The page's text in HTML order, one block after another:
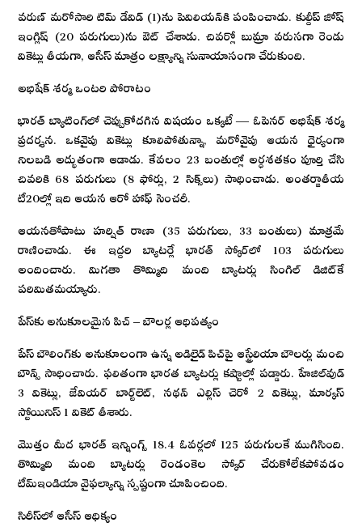
వరుణ్ మరోసారి టిమ్ డేవిడ్ (1)ను పెవిలియన్‌కి పంపించాడు. కుల్దీప్ జోష్
ఇంగ్లిష్‌ (20 పరుగులు)ను ఔట్ చేశాడు. చివర్లో బుమ్రా వరుసగా రెండు
వికెట్లు తీయగా, ఆసీస్ మాత్రం లక్ష్యాన్ని సునాయాసంగా చేరుకుంది.
అభిషేక్ శర్మ ఒంటరి పోరాటం
భారత్ బ్యాటింగ్‌లో చెప్పుకోదగిన విషయం ఒక్కటే — ఓపెనర్ అభిషేక్ శర్మ
ప్రదర్శన. ఒకవైపు వికెట్లు కూలిపోతున్నా, మరోవైపు ఆయన ధైర్యంగా
నిలబడి అద్భుతంగా ఆడాడు. కేవలం 23 బంతుల్లో అర్ధశతకం పూర్తి చేసి
చివరికి 68 పరుగులు (8 ఫోర్లు, 2 సిక్స్‌లు) సాధించాడు. అంతర్జాతీయ
టీ20ల్లో ఇది ఆయన ఆరో హాఫ్ సెంచరీ.
ఆయనతోపాటు హర్షిత్ రాణా (35 పరుగులు, 33 బంతులు) మాత్రమే
రాణించాడు. ఈ ఇద్దరి బ్యాటర్లే భారత్ స్కోర్‌లో 103 పరుగులు
అందించారు. మిగతా తొమ్మిది మంది బ్యాటర్లు సింగిల్ డిజిట్‌కే
పరిమితమయ్యారు.
పేస్‌కు అనుకూలమైన పిచ్ – బౌలర్ల ఆధిపత్యం
పేస్‌ బౌలింగ్‌కు అనుకూలంగా ఉన్న అడిలైడ్ పిచ్‌పై ఆస్ట్రేలియా బౌలర్లు మంచి
బౌన్స్ సాధించారు. ఫలితంగా భారత బ్యాటర్లు కష్టాల్లో పడ్డారు. హేజిల్‌వుడ్
3 వికెట్లు, జేవియర్ బార్ట్‌లెట్, నథన్ ఎల్లిస్ చెరో 2 వికెట్లు, మార్కస్
స్టోయినిస్ 1 వికెట్ తీశారు.
మొత్తం మీద భారత్ ఇన్నింగ్స్ 18.4 ఓవర్లలో 125 పరుగులకే ముగిసింది.
తొమ్మిది మంది బ్యాటర్లు రెండంకెల స్కోర్ చేరుకోలేకపోవడం
టీమ్ఇండియా వైఫల్యాన్ని స్పష్టంగా చూపించింది.
సిరీస్‌లో ఆసీస్ ఆధిక్యం